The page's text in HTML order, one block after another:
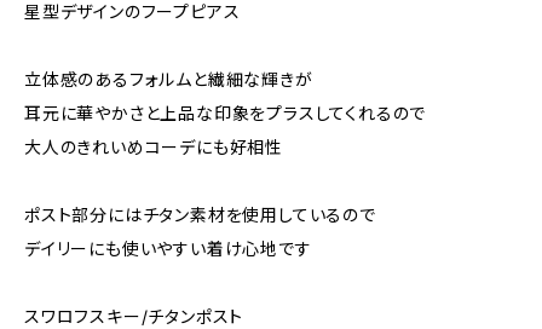
星型デザインのフープピアス
立体感のあるフォルムと繊細な輝きが
耳元に華やかさと上品な印象をプラスしてくれるので
大人のきれいめコーデにも好相性
ポスト部分にはチタン素材を使用しているので
デイリーにも使いやすい着け心地です
スワロフスキー/チタンポスト